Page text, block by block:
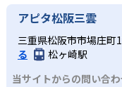
全国500以上のショ
買い物のついでなど
ムを採用しており、
を継続できる。
アピタ松阪三雲
三重県松阪市市場庄町
る
松ヶ崎駅
当サイトからの問い合